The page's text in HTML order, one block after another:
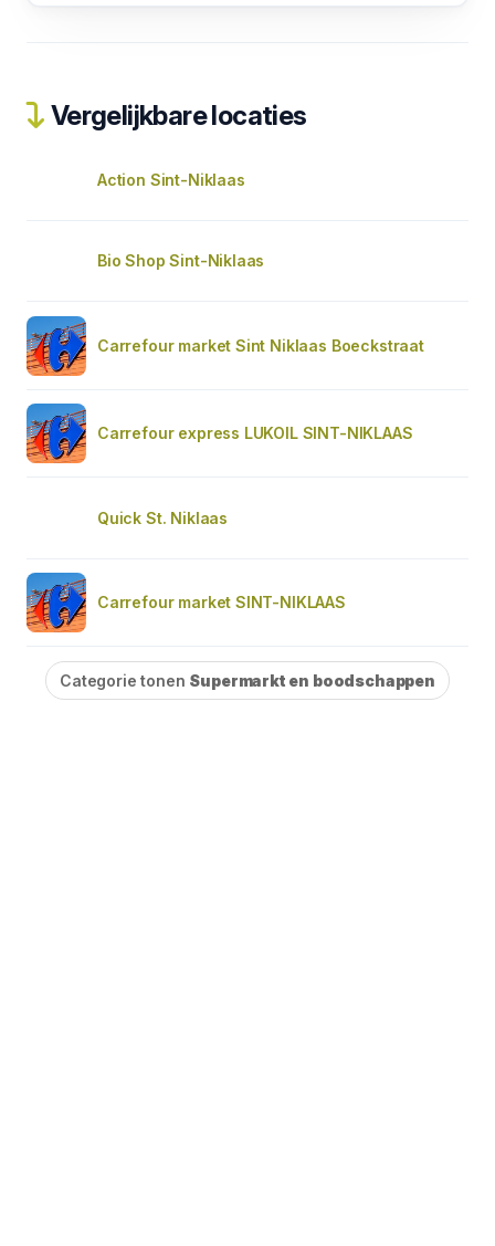
Vergelijkbare locaties
Action Sint-Niklaas
Bio Shop Sint-Niklaas
Carrefour market Sint Niklaas Boeckstraat
Carrefour express LUKOIL SINT-NIKLAAS
Quick St. Niklaas
Carrefour market SINT-NIKLAAS
Categorie tonen Supermarkt en boodschappen